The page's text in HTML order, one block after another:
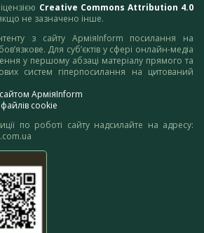
Creative Commons Attribution 4.0
не зазначено інше.
з сайту АрміяInform посилання на
Для суб’єктів у сфері онлайн-медіа
у першому абзаці матеріалу прямого та
систем гіперпосилання на цитований
АрміяInform
cookie
по роботі сайту надсилайте на адресу: